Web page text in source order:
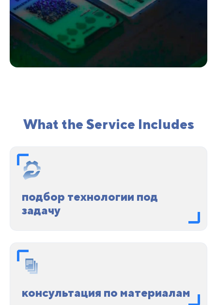
What the Service Includes
подбор технологии под
задачу
консультация по материалам